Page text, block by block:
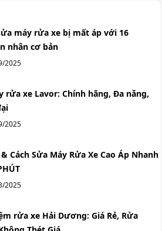
máy rửa xe bị mất áp với 16
nhân cơ bản
2025
rửa xe Lavor: Chính hãng, Đa năng,
2025
Cách Sửa Máy Rửa Xe Cao Áp Nhanh
2025
rửa xe Hải Dương: Giá Rẻ, Rửa